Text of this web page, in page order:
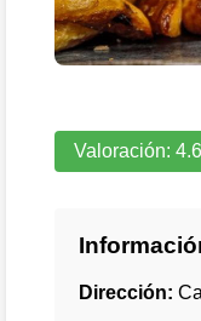
Valoración: 4.6
Dirección: